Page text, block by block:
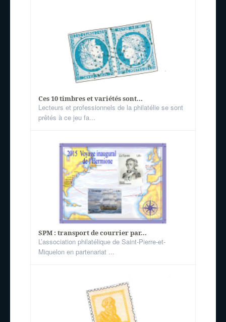
Ces 10 timbres et variétés sont...
Lecteurs et professionnels de la philatélie se sont
prêtés à ce jeu fa...
SPM : transport de courrier par...
L’association philatélique de Saint-Pierre-et-
Miquelon en partenariat ...